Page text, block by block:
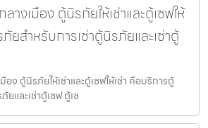
ลางเมือง ตู้นิรภัยให้เช่าและตู้เซฟให้
ยสำหรับการเช่าตู้นิรภัยและเช่าตู้
อง ตู้นิรภัยให้เช่าและตู้เซฟให้เช่า คือบริการตู้
และเช่าตู้เซฟ ตู้เซ